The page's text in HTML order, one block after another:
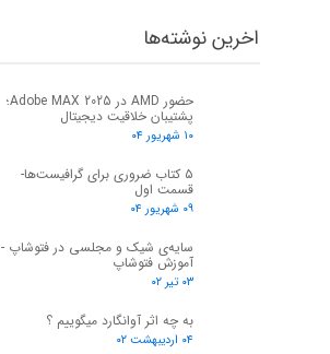
اخرین نوشته‌ها
حضور AMD در Adobe MAX 2025؛
پشتیبان خلاقیت دیجیتال
۱۰ شهریور ۰۴
۵ کتاب ضروری برای گرافیست‌ها-
قسمت اول
۰۹ شهریور ۰۴
سایه‌ی شیک و مجلسی در فتوشاپ -
آموزش فتوشاپ
۰۳ تیر ۰۲
به چه اثر آوانگارد میگوییم ؟
۰۴ اردیبهشت ۰۲